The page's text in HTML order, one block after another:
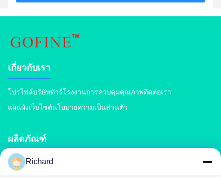
เกี่ยวกับเรา
โปรไฟล์บริษัททัวร์โรงงานการควบคุมคุณภาพติดต่อเรา
แผนผังเว็บไซต์นโยบายความเป็นส่วนตัว
ผลิตภัณฑ์
เครื่องปลูกปุ๋ยปุ๋ย
Richard